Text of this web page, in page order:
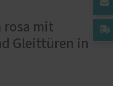
rosa mit
Gleittüren in